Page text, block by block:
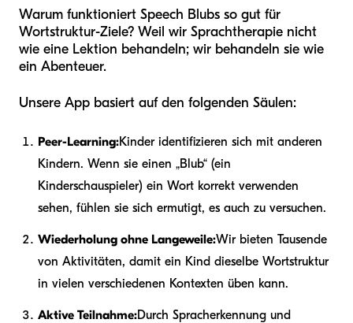
Warum funktioniert Speech Blubs so gut für
Wortstruktur-Ziele? Weil wir Sprachtherapie nicht
wie eine Lektion behandeln; wir behandeln sie wie
ein Abenteuer.
Unsere App basiert auf den folgenden Säulen:
Peer-Learning:Kinder identifizieren sich mit anderen
Kindern. Wenn sie einen „Blub“ (ein
Kinderschauspieler) ein Wort korrekt verwenden
sehen, fühlen sie sich ermutigt, es auch zu versuchen.
Wiederholung ohne Langeweile:Wir bieten Tausende
von Aktivitäten, damit ein Kind dieselbe Wortstruktur
in vielen verschiedenen Kontexten üben kann.
Aktive Teilnahme:Durch Spracherkennung und